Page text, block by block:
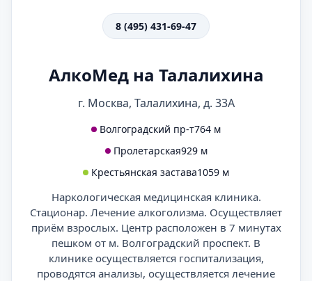
8 (495) 431-69-47
АлкоМед на Талалихина
г. Москва, Талалихина, д. 33А
Волгоградский пр-т764 м
Пролетарская929 м
Крестьянская застава1059 м
Наркологическая медицинская клиника.
Стационар. Лечение алкоголизма. Осуществляет
приём взрослых. Центр расположен в 7 минутах
пешком от м. Волгоградский проспект. В
клинике осуществляется госпитализация,
проводятся анализы, осуществляется лечение